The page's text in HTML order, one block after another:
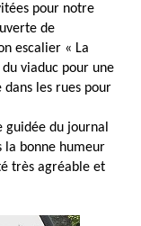
pour notre
de
escalier « La
viaduc pour une
les rues pour
guidée du journal
la bonne humeur
très agréable et